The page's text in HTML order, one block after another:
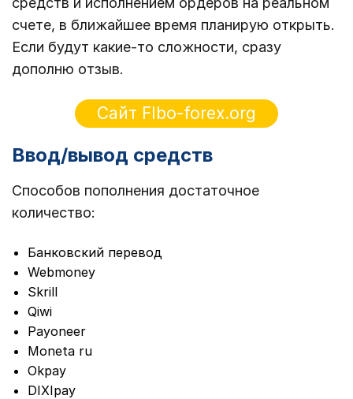
счете, в ближайшее время планирую открыть.
Если будут какие-то сложности, сразу
дополню отзыв.
Сайт FIbo-forex.org
Ввод/вывод средств
Способов пополнения достаточное
количество:
Банковский перевод
Webmoney
Skrill
Qiwi
Payoneer
Moneta ru
Okpay
DIXIpay